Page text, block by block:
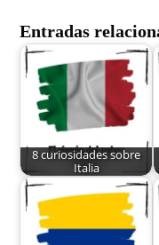
Entradas
8 curiosidades sobre
Italia